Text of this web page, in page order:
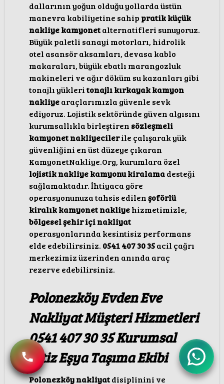
dallarının yoğun olduğu yollarda üstün
manevra kabiliyetine sahip pratik küçük
nakliye kamyonetalternatifleri sunuyoruz.
Büyük paletli sanayi motorları, hidrolik
otel asansör aksamları, devasa kablo
makaraları, büyük ebatlı marangozluk
makineleri ve ağır döküm su kazanları gibi
tonajlı yükleritonajlı kırkayak kamyon
nakliyearaçlarımızla güvenle sevk
ediyoruz. Lojistik sektöründe güven algısını
kurumsallıkla birleştiren sözleşmeli
kamyonet nakliyecilerile çalışarak yük
güvenliğini en üst düzeye çıkaran
KamyonetNakliye.Org, kurumlara özel
lojistik nakliye kamyonu kiralamadesteği
sağlamaktadır. İhtiyaca göre
operasyonunuza tahsis edilenşoförlü
kiralık kamyonet nakliyehizmetimizle,
bölgesel şehir içi nakliyat
operasyonlarında kesintisiz performans
elde edebilirsiniz. 0541 407 30 35acil çağrı
merkezimiz üzerinden anında araç
rezerve edebilirsiniz.
Polonezköy Evden Eve
Nakliyat Müşteri Hizmetleri
0541 407 30 35 Kurumsal
Titiz Eşya Taşıma Ekibi
Polonezköy nakliyatdisiplinini ve